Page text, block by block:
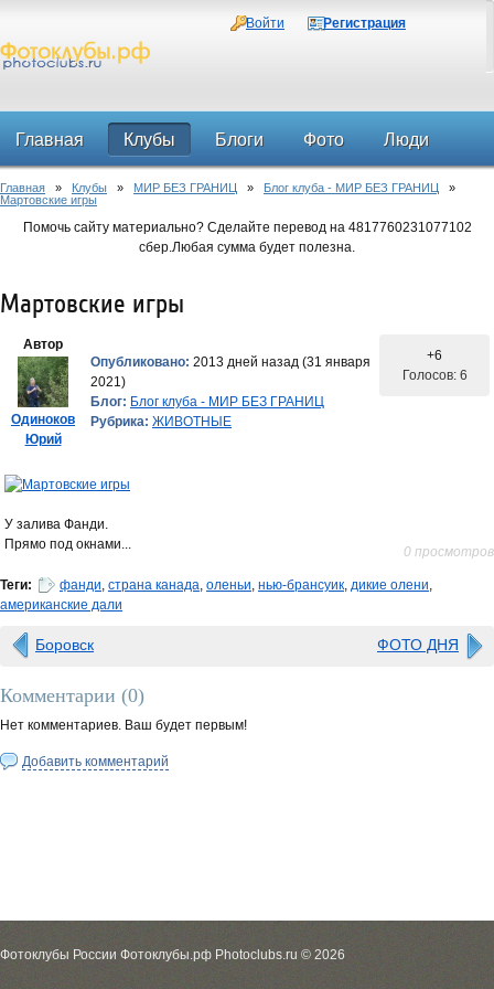
Войти Регистрация
Главная Клубы Блоги Фото Люди
Форум
Главная » Клубы » МИР БЕЗ ГРАНИЦ » Блог клуба - МИР БЕЗ ГРАНИЦ »
Мартовские игры
Помочь сайту материально? Сделайте перевод на 4817760231077102
сбер.Любая сумма будет полезна.
Мартовские игры
Автор
Одиноков
Юрий
Опубликовано: 2013 дней назад (31 января
2021)
Блог: Блог клуба - МИР БЕЗ ГРАНИЦ
Рубрика: ЖИВОТНЫЕ
+6
Голосов: 6
У залива Фанди.
Прямо под окнами...
0 просмотров
Теги: фанди, страна канада, оленьи, нью-брансуик, дикие олени,
американские дали
Боровск ФОТО ДНЯ
Комментарии (0)
Нет комментариев. Ваш будет первым!
Добавить комментарий
Фотоклубы России Фотоклубы.рф Photoclubs.ru © 2026